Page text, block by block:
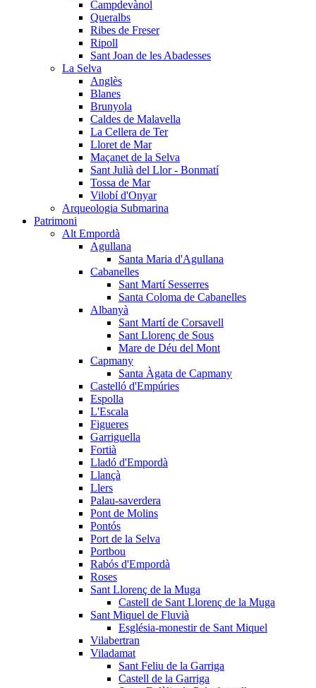
Campdevànol
Queralbs
Ribes de Freser
Ripoll
Sant Joan de les Abadesses
La Selva
Anglès
Blanes
Brunyola
Caldes de Malavella
La Cellera de Ter
Lloret de Mar
Maçanet de la Selva
Sant Julià del Llor - Bonmatí
Tossa de Mar
Vilobí d'Onyar
Arqueologia Submarina
Patrimoni
Alt Empordà
Agullana
Santa Maria d'Agullana
Cabanelles
Sant Martí Sesserres
Santa Coloma de Cabanelles
Albanyà
Sant Martí de Corsavell
Sant Llorenç de Sous
Mare de Déu del Mont
Capmany
Santa Àgata de Capmany
Castelló d'Empúries
Espolla
L'Escala
Figueres
Garriguella
Fortià
Lladó d'Empordà
Llançà
Llers
Palau-saverdera
Pont de Molins
Pontós
Port de la Selva
Portbou
Rabós d'Empordà
Roses
Sant Llorenç de la Muga
Castell de Sant Llorenç de la Muga
Sant Miquel de Fluvià
Església-monestir de Sant Miquel
Vilabertran
Viladamat
Sant Feliu de la Garriga
Castell de la Garriga